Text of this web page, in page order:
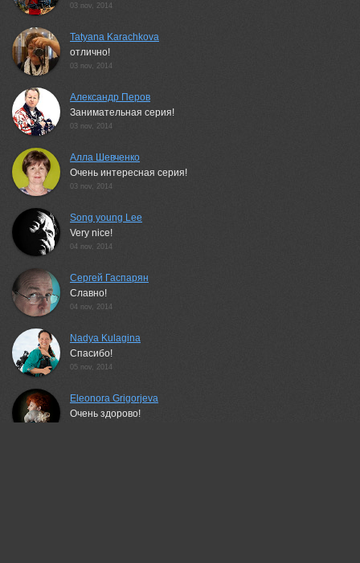
03 nov, 2014
Tatyana Karachkova
отлично!
03 nov, 2014
Александр Перов
Занимательная серия!
03 nov, 2014
Алла Шевченко
Очень интересная серия!
03 nov, 2014
Song young Lee
Very nice!
04 nov, 2014
Сергей Гаспарян
Славно!
04 nov, 2014
Nadya Kulagina
Спасибо!
05 nov, 2014
Eleonora Grigorjeva
Очень здорово!